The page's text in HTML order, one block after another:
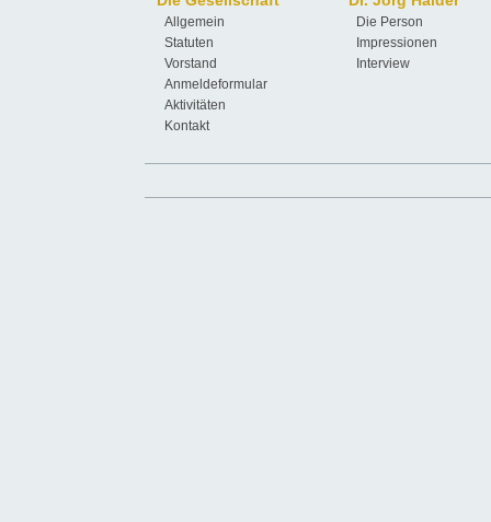
Allgemein
Statuten
Vorstand
Anmeldeformular
Aktivitäten
Kontakt
Die Person
Impressionen
Interview